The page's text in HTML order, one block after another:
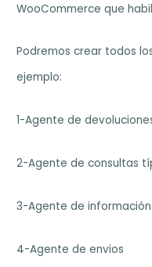
WooCommerce que
Podremos crear todos
ejemplo:
1-Agente de
2-Agente de consultas
3-Agente de
4-Agente de envios